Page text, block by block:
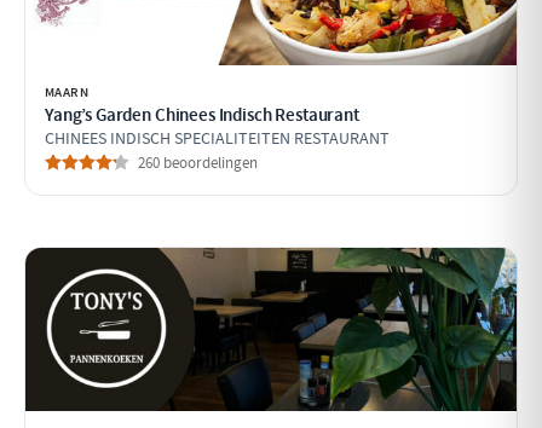
MAARN
Yang’s Garden Chinees Indisch Restaurant
CHINEES INDISCH SPECIALITEITEN RESTAURANT
260 beoordelingen